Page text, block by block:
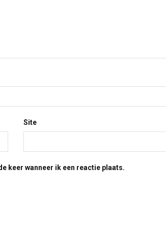
Site
keer wanneer ik een reactie plaats.